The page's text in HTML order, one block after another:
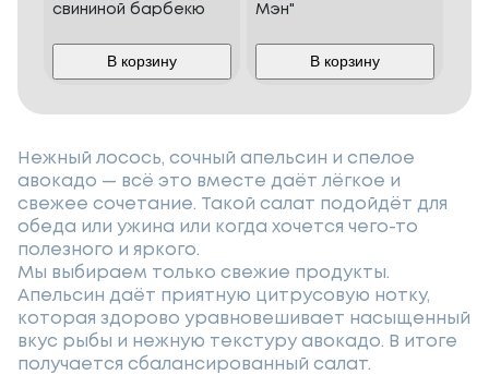
свининой барбекю
В корзину
Мэн"
В корзину
Нежный лосось, сочный апельсин и спелое
авокадо — всё это вместе даёт лёгкое и
свежее сочетание. Такой салат подойдёт для
обеда или ужина или когда хочется чего-то
полезного и яркого.
Мы выбираем только свежие продукты.
Апельсин даёт приятную цитрусовую нотку,
которая здорово уравновешивает насыщенный
вкус рыбы и нежную текстуру авокадо. В итоге
получается сбалансированный салат.